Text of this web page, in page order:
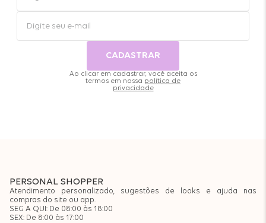
CADASTRAR
Ao clicar em cadastrar, você aceita os
termos em nossa política de
privacidade
PERSONAL SHOPPER
Atendimento personalizado, sugestões de looks e ajuda nas
compras do site ou app.
SEG A QUI: De 08:00 às 18:00
SEX: De 8:00 às 17:00